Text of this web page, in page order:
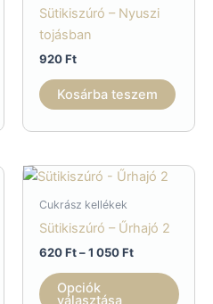
Sütikiszúró – Nyuszi
tojásban
920Ft
Kosárba teszem
Cukrász kellékek
Sütikiszúró – Űrhajó 2
620Ft – 1 050FtÁrtartomány:
Opciók
választása
a